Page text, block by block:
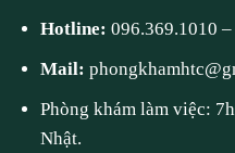
Hotline:096.369.1010
Mail:
Phòng khám làm việc:
Nhật.